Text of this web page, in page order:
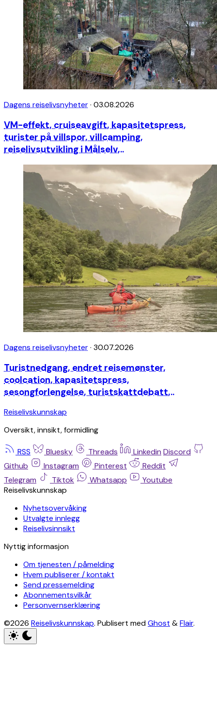
Dagens reiselivsnyheter· 03.08.2026
VM-effekt, cruiseavgift, kapasitetspress,
turister på villspor, villcamping,
reiselivsutvikling i Målselv,..
Dagens reiselivsnyheter· 30.07.2026
Turistnedgang, endret reisemønster,
coolcation, kapasitetspress,
sesongforlengelse, turistskattdebatt,..
Reiselivskunnskap
Oversikt, innsikt, formidling
RSS Bluesky Threads Linkedin Discord
Github
Instagram Pinterest
Reddit
Telegram
Tiktok Whatsapp
Youtube
Reiselivskunnskap
Nyhetsovervåking
Utvalgte innlegg
Reiselivsinnsikt
Nyttig informasjon
Om tjenesten / påmelding
Hvem publiserer / kontakt
Send pressemelding
Abonnementsvilkår
Personvernserklæring
©2026 Reiselivskunnskap. Publisert medGhost &Flair.